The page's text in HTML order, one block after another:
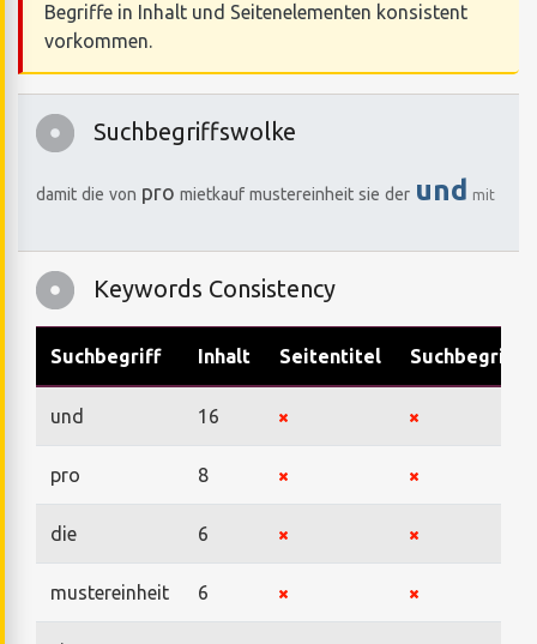
Begriffe in Inhalt und Seitenelementen konsistent
vorkommen.
Suchbegriffswolke
damit die von pro mietkauf mustereinheit sie der und mit
Keywords Consistency
Suchbegriff Inhalt Seitentitel Suchbegriffe
und 16
pro 8
die 6
mustereinheit 6